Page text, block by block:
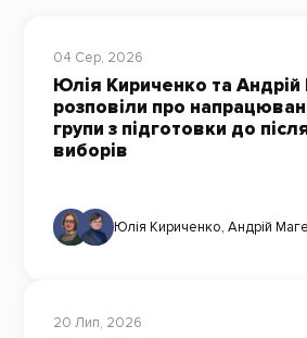
04 Сер, 2026
Юлія Кириченко та Андрій
розповіли про
групи з підготовки до
виборів
Юлія Кириченко, Андрій
20 Лип, 2026